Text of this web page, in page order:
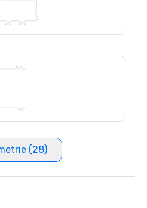
(28)